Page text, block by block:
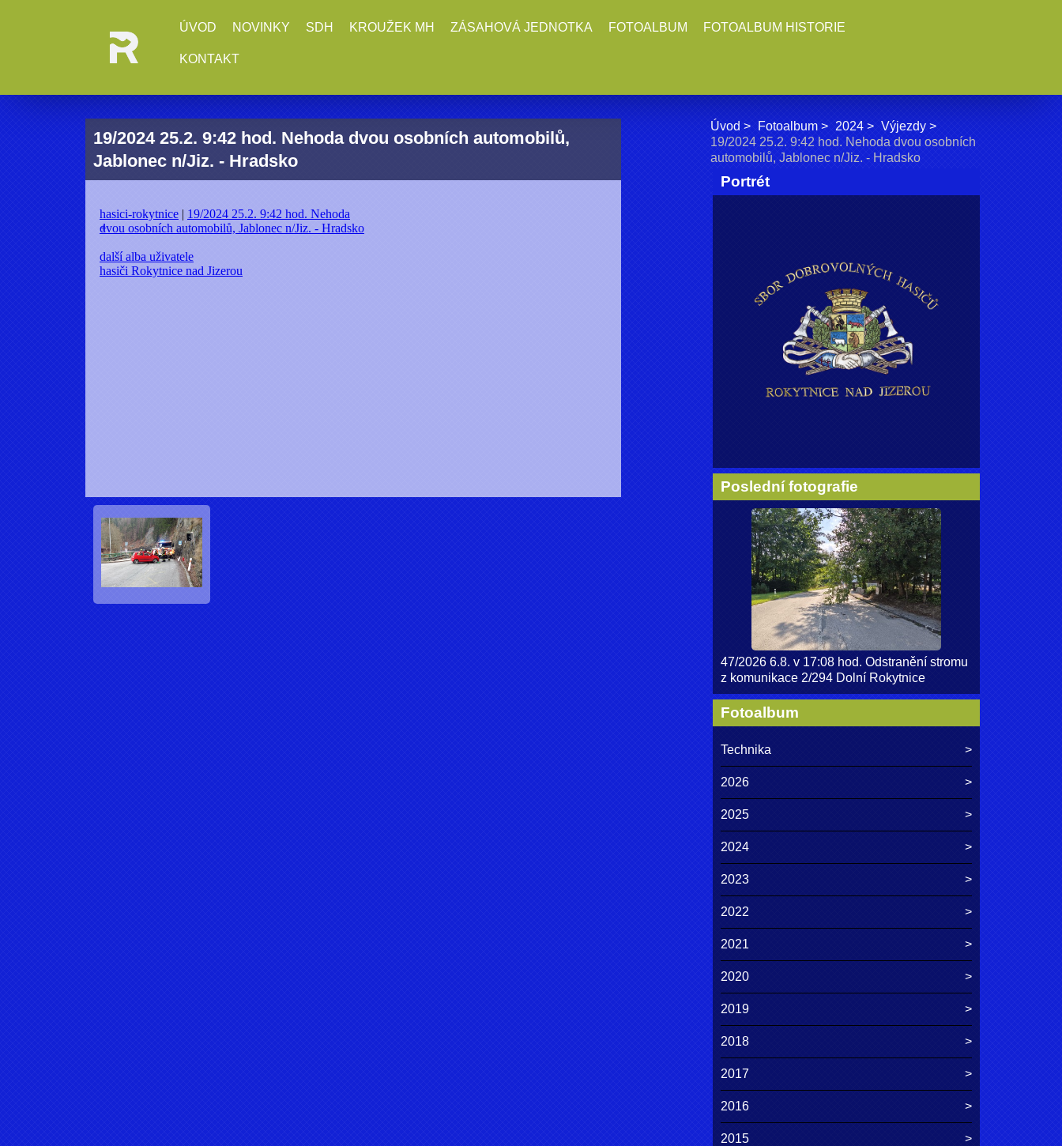
ÚVOD NOVINKY SDH KROUŽEK MH ZÁSAHOVÁ JEDNOTKA FOTOALBUM FOTOALBUM HISTORIE
KONTAKT
19/2024 25.2. 9:42 hod. Nehoda dvou osobních automobilů,
Jablonec n/Jiz. - Hradsko
Úvod Fotoalbum 2024
Výjezdy
19/2024 25.2. 9:42 hod. Nehoda dvou osobních
automobilů, Jablonec n/Jiz. - Hradsko
Portrét
Poslední fotografie
47/2026 6.8. v 17:08 hod. Odstranění stromu
z komunikace 2/294 Dolní Rokytnice
Fotoalbum
Technika
2026
2025
2024
2023
2022
2021
2020
2019
2018
2017
2016
2015